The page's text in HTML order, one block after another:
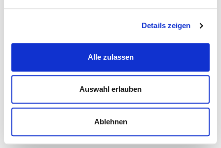
Details zeigen
Alle zulassen
Auswahl erlauben
Ablehnen